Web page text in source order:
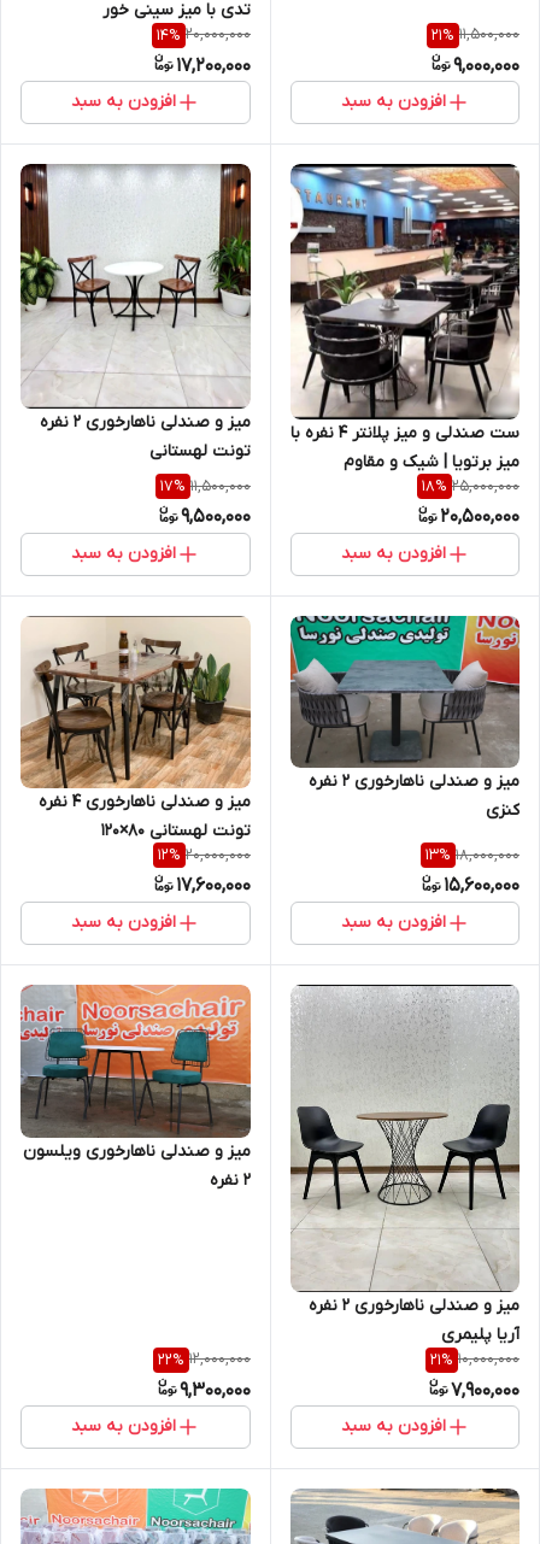
11,500,000
21%
9,000,000
افزودن به سبد
تدی با میز سینی خور
20,000,000
14%
17,200,000
افزودن به سبد
ست صندلی و میز پلانتر ۴ نفره با
میز برتویا | شیک و مقاوم
25,000,000
18%
20,500,000
افزودن به سبد
میز و صندلی ناهارخوری ۲ نفره
تونت لهستانی
11,500,000
17%
9,500,000
افزودن به سبد
میز و صندلی ناهارخوری 2 نفره
کنزی
18,000,000
13%
15,600,000
افزودن به سبد
میز و صندلی ناهارخوری ۴ نفره
تونت لهستانی ۸۰×۱۲۰
20,000,000
12%
17,600,000
افزودن به سبد
میز و صندلی ناهارخوری ۲ نفره
آریا پلیمری
10,000,000
21%
7,900,000
افزودن به سبد
میز و صندلی ناهارخوری ویلسون
2 نفره
12,000,000
22%
9,300,000
افزودن به سبد